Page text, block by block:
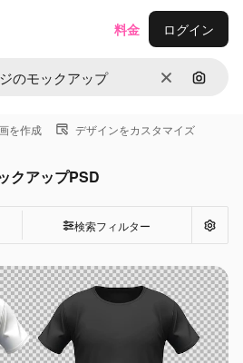
消去 画像で
料金 ログイン
を作成 デザインをカスタマイズ
クアップPSD
検索フィルター